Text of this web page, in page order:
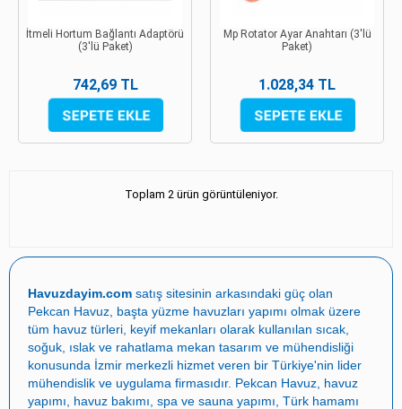
İtmeli Hortum Bağlantı Adaptörü
(3'lü Paket)
742,69 TL
Mp Rotator Ayar Anahtarı (3'lü
Paket)
1.028,34 TL
Toplam 2 ürün görüntüleniyor.
Havuzdayim.com satış sitesinin arkasındaki güç olan
Pekcan Havuz , başta yüzme havuzları yapımı olmak üzere
tüm havuz türleri, keyif mekanları olarak kullanılan sıcak,
soğuk, ıslak ve rahatlama mekan tasarım ve mühendisliği
konusunda İzmir merkezli hizmet veren bir Türkiye'nin lider
mühendislik ve uygulama firmasıdır. Pekcan Havuz havuz
yapımı
havuz bakımı spa ve sauna yapımı Türk hamamı